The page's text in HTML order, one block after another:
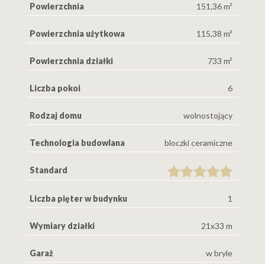
Powierzchnia 151,36 m²
Powierzchnia użytkowa 115,38 m²
Powierzchnia działki 733 m²
Liczba pokoi 6
Rodzaj domu wolnostojący
Technologia budowlana bloczki ceramiczne
Standard
Liczba pięter w budynku 1
Wymiary działki 21x33 m
Garaż w bryle